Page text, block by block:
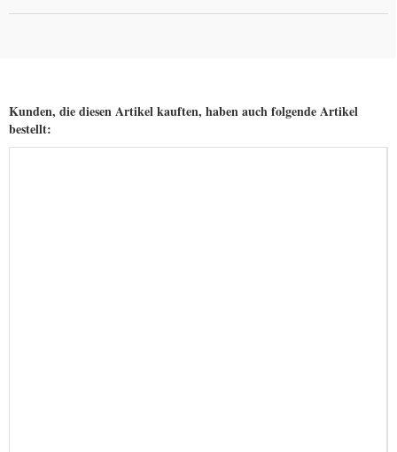
Kunden, die diesen Artikel kauften, haben auch folgende Artikel
bestellt: